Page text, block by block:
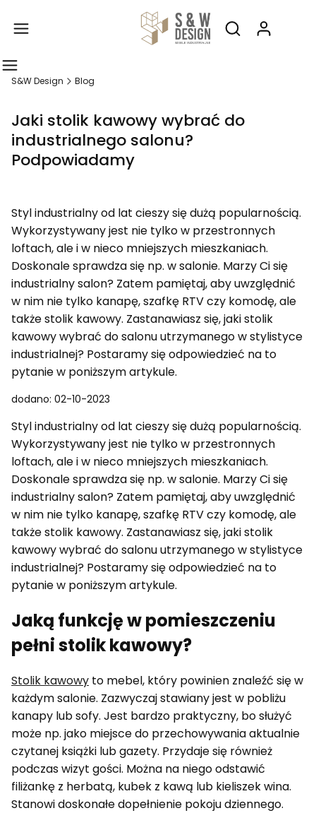
Otwórz
S&W Design Blog
Jaki stolik kawowy wybrać do
industrialnego salonu?
Podpowiadamy
Styl industrialny od lat cieszy się dużą popularnością.
Wykorzystywany jest nie tylko w przestronnych
loftach, ale i w nieco mniejszych mieszkaniach.
Doskonale sprawdza się np. w salonie. Marzy Ci się
industrialny salon? Zatem pamiętaj, aby uwzględnić
w nim nie tylko kanapę, szafkę RTV czy komodę, ale
także stolik kawowy. Zastanawiasz się, jaki stolik
kawowy wybrać do salonu utrzymanego w stylistyce
industrialnej? Postaramy się odpowiedzieć na to
pytanie w poniższym artykule.
dodano: 02-10-2023
Styl industrialny od lat cieszy się dużą popularnością.
Wykorzystywany jest nie tylko w przestronnych
loftach, ale i w nieco mniejszych mieszkaniach.
Doskonale sprawdza się np. w salonie. Marzy Ci się
industrialny salon? Zatem pamiętaj, aby uwzględnić
w nim nie tylko kanapę, szafkę RTV czy komodę, ale
także stolik kawowy. Zastanawiasz się, jaki stolik
kawowy wybrać do salonu utrzymanego w stylistyce
industrialnej? Postaramy się odpowiedzieć na to
pytanie w poniższym artykule.
Jaką funkcję w pomieszczeniu
pełni stolik kawowy?
Stolik kawowy to mebel, który powinien znaleźć się w
każdym salonie. Zazwyczaj stawiany jest w pobliżu
kanapy lub sofy. Jest bardzo praktyczny, bo służyć
może np. jako miejsce do przechowywania aktualnie
czytanej książki lub gazety. Przydaje się również
podczas wizyt gości. Można na niego odstawić
filiżankę z herbatą, kubek z kawą lub kieliszek wina.
Stanowi doskonałe dopełnienie pokoju dziennego.